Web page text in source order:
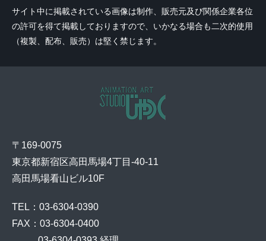
〒169-0075
東京都新宿区高田馬場4丁目-40-11
高田馬場看山ビル10F
TEL：03-6304-0390
FAX：03-6304-0400
サイト中に掲載されている画像は制作、販売元及び関係企業各位
の許可を得て掲載しておりますので、いかなる場合も二次的使用
（複製、配布、販売）は堅く禁じます。